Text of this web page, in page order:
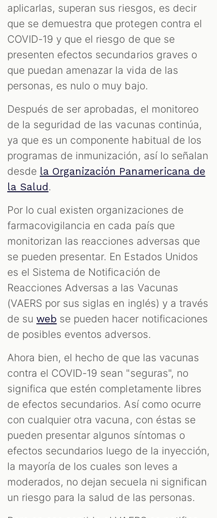
aplicarlas, superan sus riesgos, es decir
que se demuestra que protegen contra el
COVID-19 y que el riesgo de que se
presenten efectos secundarios graves o
que puedan amenazar la vida de las
personas, es nulo o muy bajo.
Después de ser aprobadas, el monitoreo
de la seguridad de las vacunas continúa,
ya que es un componente habitual de los
programas de inmunización, así lo señalan
desde la Organización Panamericana de
la Salud .
Por lo cual existen organizaciones de
farmacovigilancia en cada país que
monitorizan las reacciones adversas que
se pueden presentar. En Estados Unidos
es el Sistema de Notificación de
Reacciones Adversas a las Vacunas
(VAERS por sus siglas en inglés) y a través
de suweb se pueden hacer notificaciones
de posibles eventos adversos.
Ahora bien, el hecho de que las vacunas
contra el COVID-19 sean "seguras", no
significa que estén completamente libres
de efectos secundarios. Así como ocurre
con cualquier otra vacuna, con éstas se
pueden presentar algunos síntomas o
efectos secundarios luego de la inyección,
la mayoría de los cuales son leves a
moderados, no dejan secuela ni significan
un riesgo para la salud de las personas.